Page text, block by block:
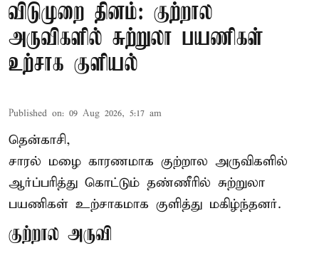
விடுமுறை தினம்: குற்றால
அருவிகளில் சுற்றுலா பயணிகள்
உற்சாக குளியல்
Published on: 09 Aug 2026, 5:17 am
தென்காசி,
சாரல் மழை காரணமாக குற்றால அருவிகளில்
ஆர்ப்பரித்து கொட்டும் தண்ணீரில் சுற்றுலா
பயணிகள் உற்சாகமாக குளித்து மகிழ்ந்தனர்.
குற்றால அருவி